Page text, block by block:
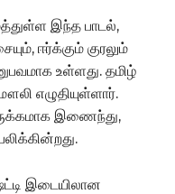
இந்த பாடல்,
ஈர்க்கும் குரலும்
உள்ளது. தமிழ்
எழுதியுள்ளார்.
இணைந்து,
இடையிலான